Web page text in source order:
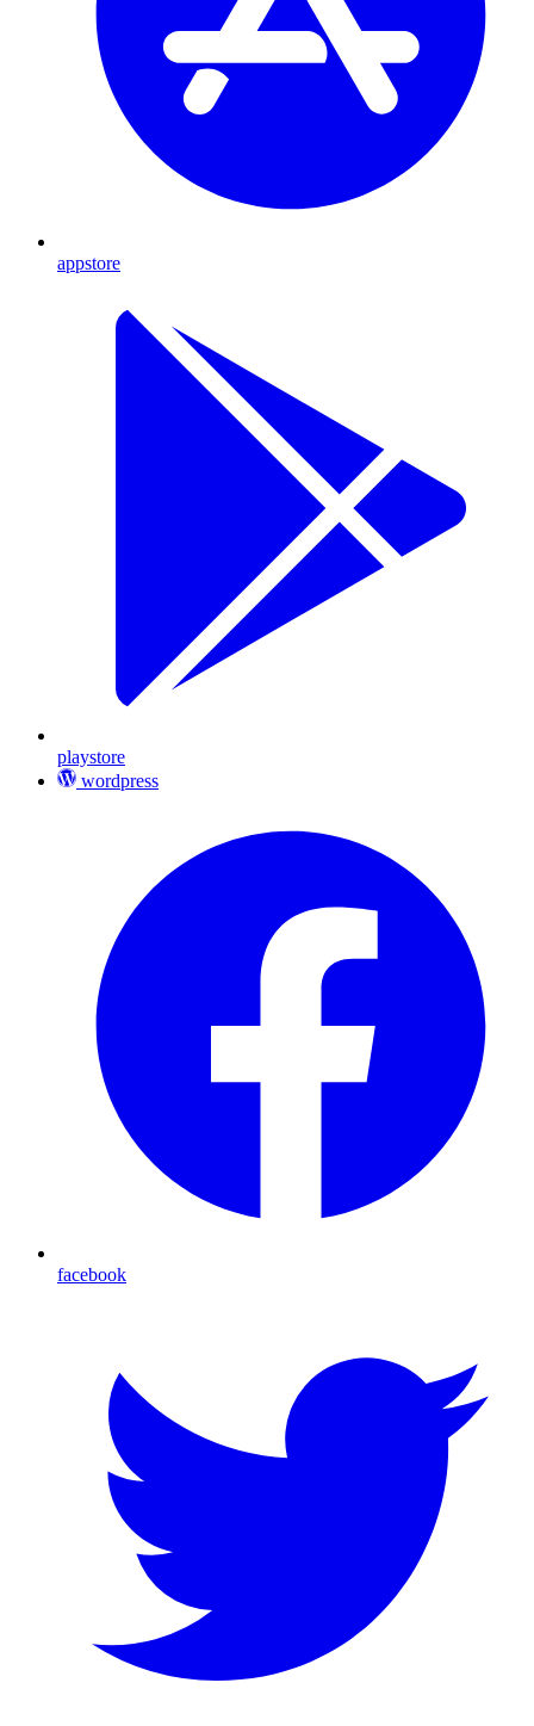
appstore
playstore
wordpress
facebook